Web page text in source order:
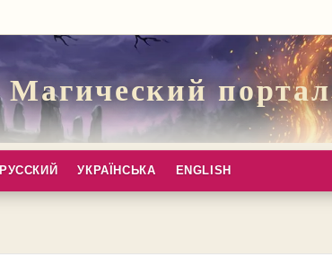
Магический портал
РУССКИЙ УКРАЇНСЬКА ENGLISH